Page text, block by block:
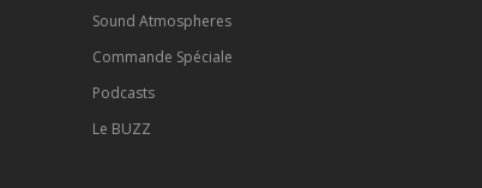
Sound Atmospheres
Commande Spéciale
Podcasts
Le BUZZ